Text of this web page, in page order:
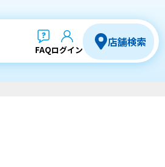
FAQログイン
店舗検索